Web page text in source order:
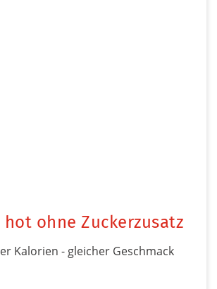
hot ohne Zuckerzusatz
Kalorien - gleicher Geschmack